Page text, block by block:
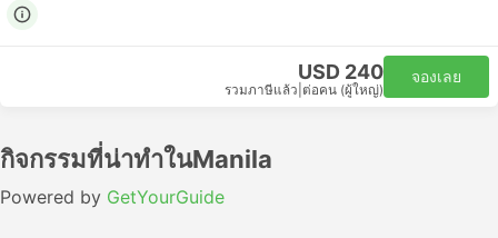
USD 240
รวมภาษีแล้ว ต่อคน (ผู้ใหญ่)
จองเลย
กิจกรรมที่น่าทำในManila
Powered by GetYourGuide